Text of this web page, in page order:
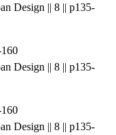
Design || 8 || p135-
Design || 8 || p135-
Design || 8 || p135-